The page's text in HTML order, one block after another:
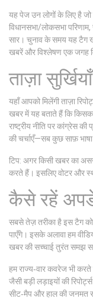
यह पेज उन लोगों के लिए है जो
विधानसभा/लोकसभा परिणाम,
सार। चुनाव के समय यह टैग
खबरें और विश्लेषण एक जगह
ताज़ा सुर्खियाँ
यहाँ आपको मिलेंगी ताज़ा
खबर में यह बताते हैं कि
राष्ट्रीय नीति पर कांग्रेस की
की चर्चाएँ—सब कुछ साफ़ भाषा
टिप: अगर किसी खबर का
करते हैं। इसलिए वोटर और
कैसे रहें
सबसे तेज़ तरीका है इस टैग
पाएँगे। इसके अलावा हम
खबर की सच्चाई तुरंत समझ
हम राज्य‑वार कवरेज भी
जैसी बड़ी लड़ाइयों की
सीट‑मैप और हाल की जनमत